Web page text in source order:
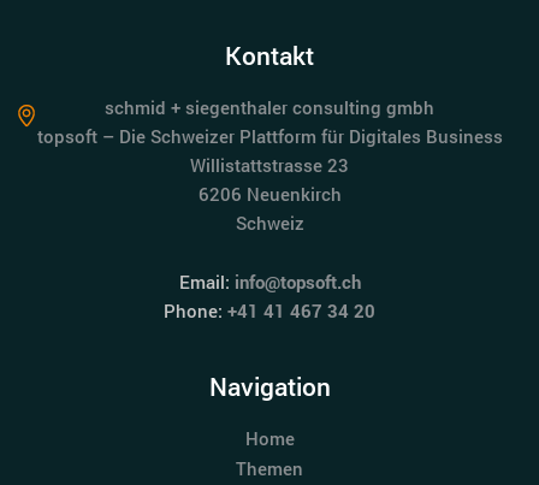
Kontakt
schmid + siegenthaler consulting gmbh
topsoft – Die Schweizer Plattform für Digitales Business
Willistattstrasse 23
6206 Neuenkirch
Schweiz
Email: info@topsoft.ch
Phone: +41 41 467 34 20
Navigation
Home
Themen